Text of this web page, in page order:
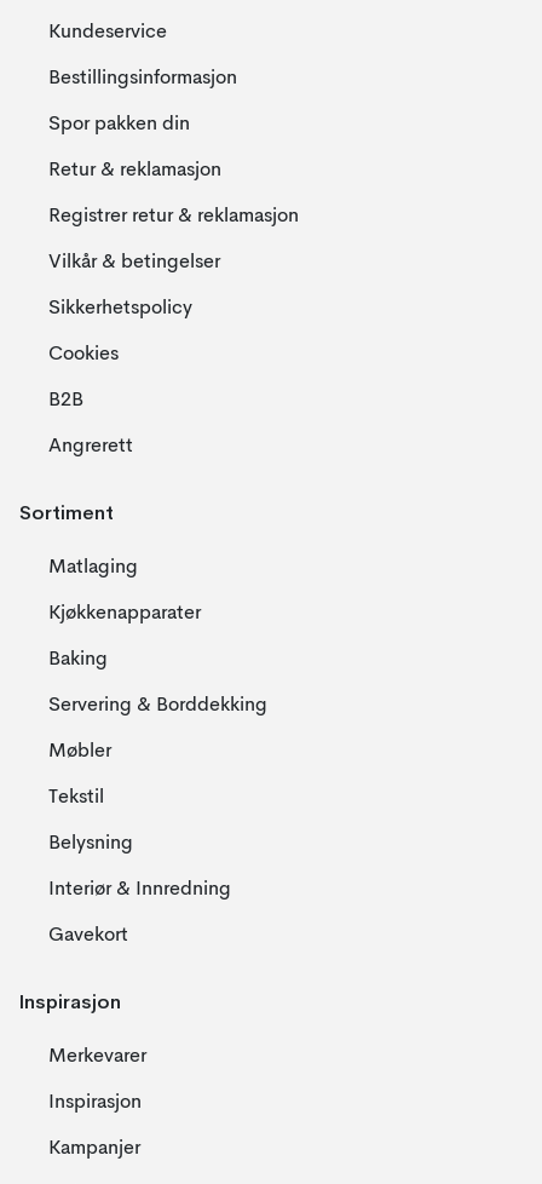
Kundeservice
Bestillingsinformasjon
Spor pakken din
Retur & reklamasjon
Registrer retur & reklamasjon
Vilkår & betingelser
Sikkerhetspolicy
Cookies
B2B
Angrerett
Sortiment
Matlaging
Kjøkkenapparater
Baking
Servering & Borddekking
Møbler
Tekstil
Belysning
Interiør & Innredning
Gavekort
Inspirasjon
Merkevarer
Inspirasjon
Kampanjer